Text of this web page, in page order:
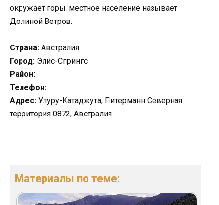
окружает горы, местное население называет
Долиной Ветров.
Страна: Австралия
Город: Элис-Спрингс
Район:
Телефон:
Адрес: Улуру-Катаджута, Питерманн Северная
территория 0872, Австралия
Материалы по теме: